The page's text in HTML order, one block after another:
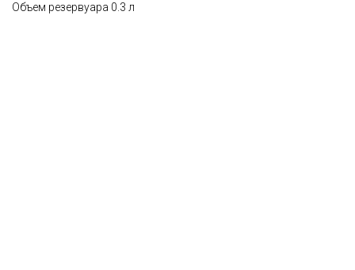
Объем резервуара 0.3 л